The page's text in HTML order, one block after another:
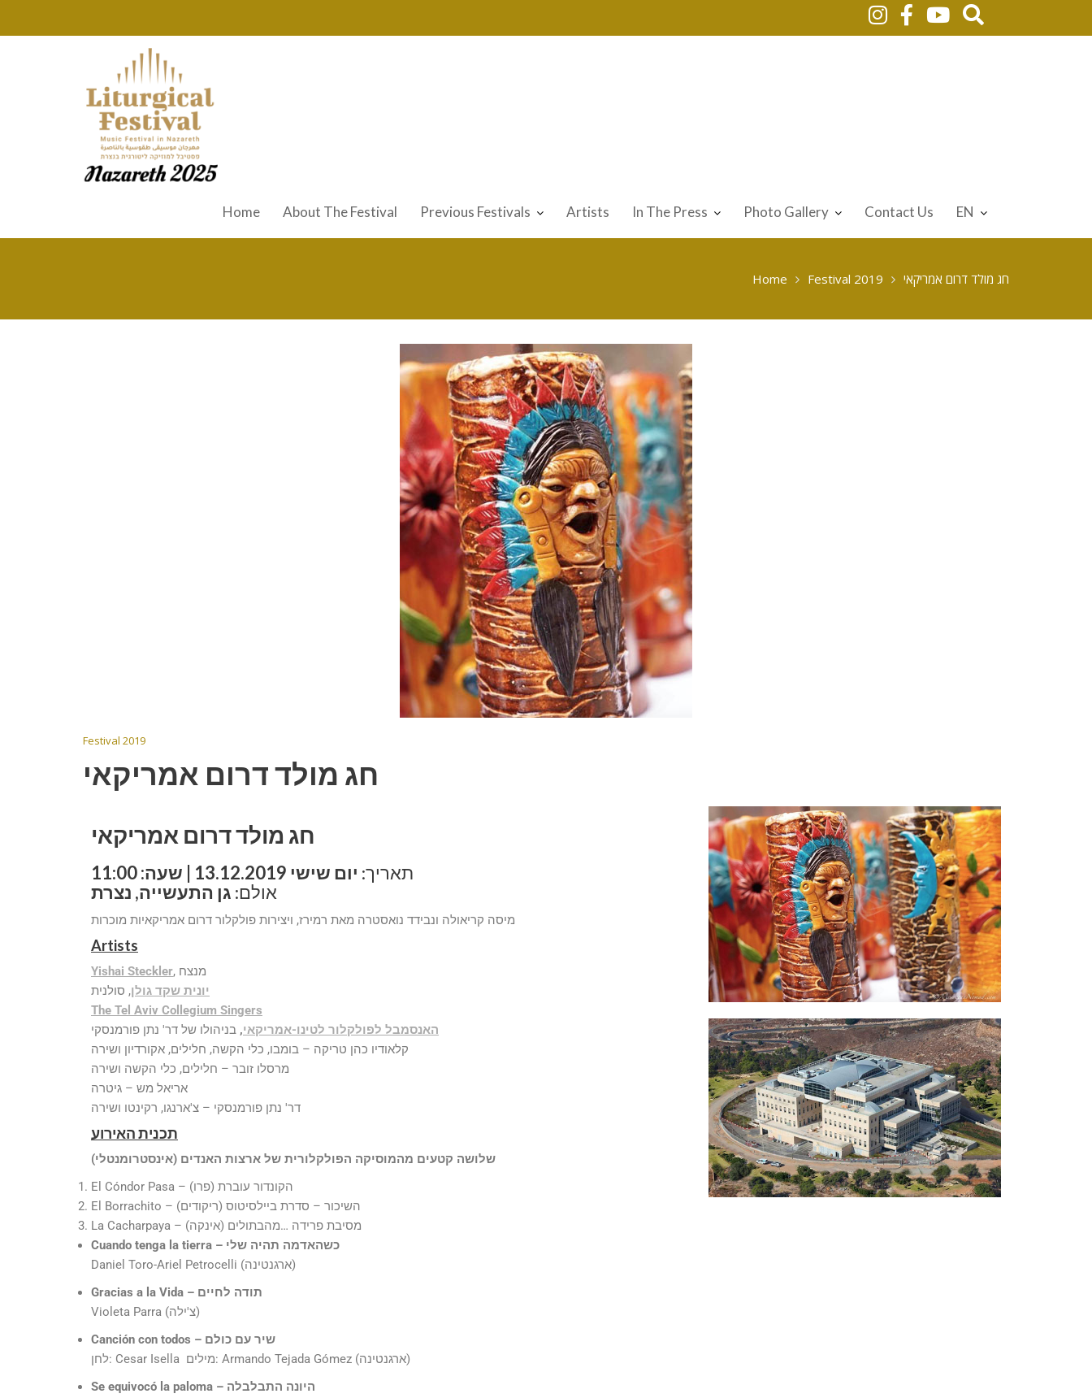
Home About The Festival Previous Festivals Artists In The Press Photo Gallery Contact Us EN
Home Festival 2019 חג מולד דרום אמריקאי
Festival 2019
חג מולד דרום אמריקאי
חג מולד דרום אמריקאי
תאריך: יום שישי 13.12.2019 | שעה: 11:00
אולם: גן התעשייה, נצרת
מיסה קריאולה ונבידד נואסטרה מאת רמירז, ויצירות פולקלור דרום אמריקאיות מוכרות
Artists
Yishai Steckler , מנצח
יונית שקד גולן, סולנית
The Tel Aviv Collegium Singers
האנסמבל לפולקלור לטינו-אמריקאי,
קלאודיו כהן טריקה – בומבו, כלי הקשה, חלילים, אקורדיון ושירה
מרסלו זובר – חלילים, כלי הקשה ושירה
אריאל מש – גיטרה
דר' נתן פורמנסקי – צ'ארנגו, רקינטו ושירה
תכנית האירוע
שלושה קטעים מהמוסיקה הפולקלורית של ארצות האנדים (אינסטרומנטלי)
El Cóndor Pasa – הקונדור עוברת (פרו)
El Borrachito – השיכור – סדרת ביילסיטוס (ריקודים)
La Cacharpaya – מסיבת פרידה …מהבתולים (אינקה)
Cuando tenga la tierra
– כשהאדמה תהיה שלי
Daniel Toro-Ariel Petrocelli (ארגנטינה)
Gracias a la Vida
– תודה לחיים
Violeta Parra (צ'ילה)
Canción con todos
– שיר עם כולם
לחן: Cesar Isella מילים: Armando Tejada Gómez (ארגנטינה)
Se equivocó la paloma
– היונה התבלבלה